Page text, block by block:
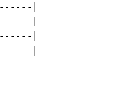
|
|
|
|